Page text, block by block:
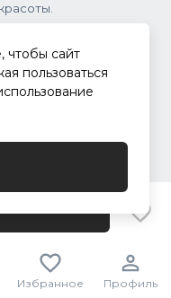
Избранное Профиль
чтобы сайт
пользоваться